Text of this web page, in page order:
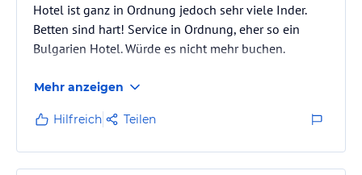
Hotel ist ganz in Ordnung jedoch sehr viele Inder.
Betten sind hart! Service in Ordnung, eher so ein
Bulgarien Hotel. Würde es nicht mehr buchen.
Mehr anzeigen
Hilfreich Teilen